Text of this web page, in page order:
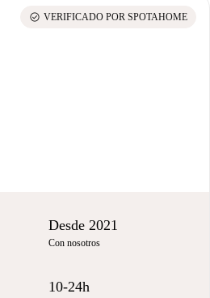
check_circle VERIFICADO POR SPOTAHOME
Desde 2021
Con nosotros
10-24h